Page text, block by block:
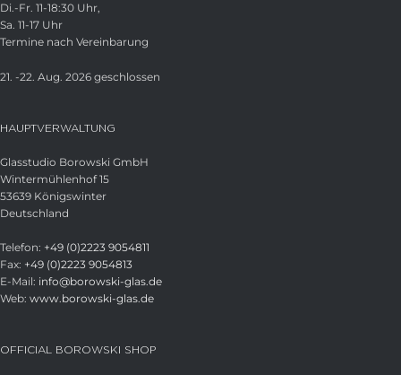
Di.-Fr. 11-18:30 Uhr,
Sa. 11-17 Uhr
Termine nach Vereinbarung
21. -22. Aug. 2026 geschlossen
HAUPTVERWALTUNG
Glasstudio Borowski GmbH
Wintermühlenhof 15
53639 Königswinter
Deutschland
Telefon: +49 (0)2223 9054811
Fax: +49 (0)2223 9054813
E-Mail: info@borowski-glas.de
Web: www.borowski-glas.de
OFFICIAL BOROWSKI SHOP